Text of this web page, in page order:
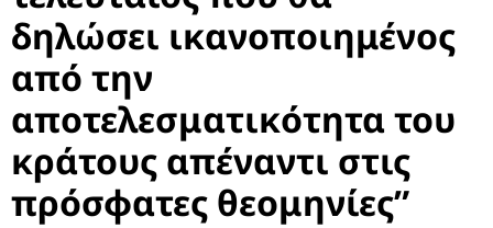
δηλώσει ικανοποιημένος
από την
αποτελεσματικότητα του
κράτους απέναντι στις
πρόσφατες θεομηνίες”